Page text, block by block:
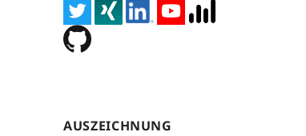
AUSZEICHNUNG